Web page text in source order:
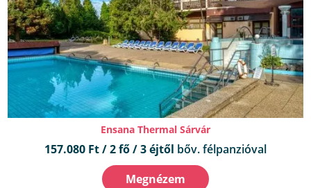
Ensana Thermal Sárvár
157.080 Ft / 2 fő / 3 éjtől bőv. félpanzióval
Megnézem